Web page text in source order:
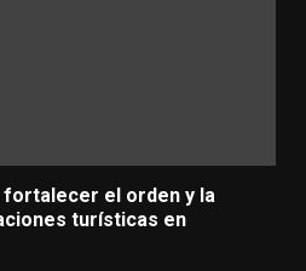
fortalecer el orden y la
turísticas en